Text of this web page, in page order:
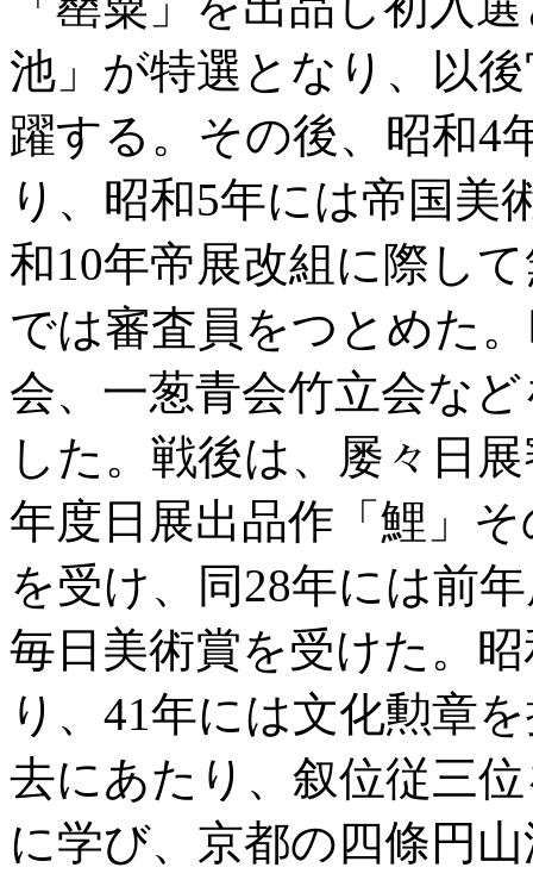
池」が特選となり、以
躍する。その後、昭和4
り、昭和5年には帝国美
和10年帝展改組に際し
では審査員をつとめた
会、一葱青会竹立会な
した。戦後は、屡々日
年度日展出品作「鯉」
を受け、同28年には前
毎日美術賞を受けた。
り、41年には文化勲章
去にあたり、叙位従三
に学び、京都の四條円